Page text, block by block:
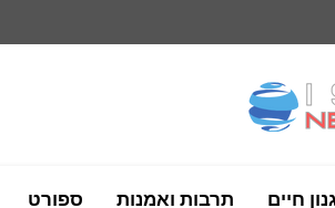
ספורט תרבות ואמנות חיים